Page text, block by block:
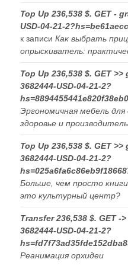
Top Up 236,538 $. GET -
USD-04-21-
к записи Как выбрать
опрыскиватель:
Top Up 236,538 $. GET
3682444-USD-04-21-2?
Эргономичная мебель
здоровье и
Top Up 236,538 $. GET
3682444-USD-04-21-2?
Больше, чем просто
это культурный центр?
Transfer 236,538 $. GET -
3682444-USD-04-21-2?
Реанимация орхидеи